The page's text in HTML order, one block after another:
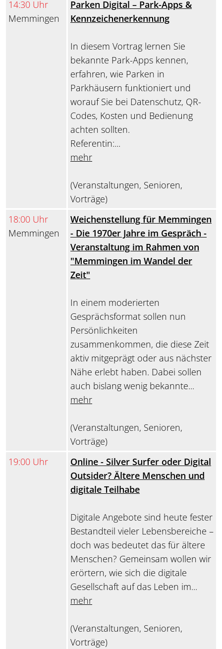
14:30 Uhr
Memmingen
Parken Digital – Park-Apps &
Kennzeichenerkennung
In diesem Vortrag lernen Sie
bekannte Park-Apps kennen,
erfahren, wie Parken in
Parkhäusern funktioniert und
worauf Sie bei Datenschutz, QR-
Codes, Kosten und Bedienung
achten sollten.
Referentin:...
mehr
(Veranstaltungen, Senioren,
Vorträge)
18:00 Uhr
Memmingen
Weichenstellung für Memmingen
- Die 1970er Jahre im Gespräch -
Veranstaltung im Rahmen von
"Memmingen im Wandel der
Zeit"
In einem moderierten
Gesprächsformat sollen nun
Persönlichkeiten
zusammenkommen, die diese Zeit
aktiv mitgeprägt oder aus nächster
Nähe erlebt haben. Dabei sollen
auch bislang wenig bekannte...
mehr
(Veranstaltungen, Senioren,
Vorträge)
19:00 Uhr
Online - Silver Surfer oder Digital
Outsider? Ältere Menschen und
digitale Teilhabe
Digitale Angebote sind heute fester
Bestandteil vieler Lebensbereiche –
doch was bedeutet das für ältere
Menschen? Gemeinsam wollen wir
erörtern, wie sich die digitale
Gesellschaft auf das Leben im...
mehr
(Veranstaltungen, Senioren,
Vorträge)